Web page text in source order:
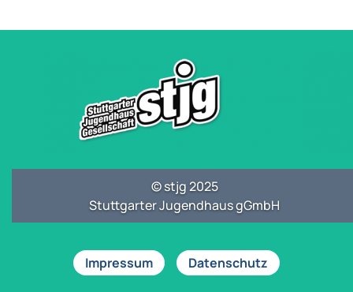
© stjg 2025
Stuttgarter Jugendhaus gGmbH
Impressum Datenschutz